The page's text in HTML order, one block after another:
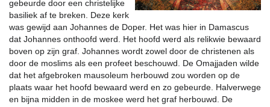
gebeurde door een christelijke
basiliek af te breken. Deze kerk
was gewijd aan Johannes de Doper. Het was hier in Damascus
dat Johannes onthoofd werd. Het hoofd werd als relikwie bewaard
boven op zijn graf. Johannes wordt zowel door de christenen als
door de moslims als een profeet beschouwd. De Omajjaden wilde
dat het afgebroken mausoleum herbouwd zou worden op de
plaats waar het hoofd bewaard werd en zo gebeurde. Halverwege
en bijna midden in de moskee werd het graf herbouwd. De